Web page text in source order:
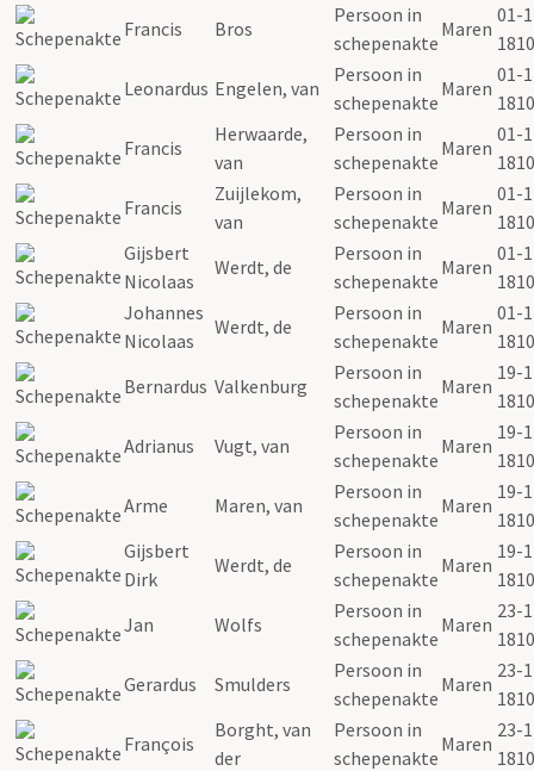
Francis
Bros
Persoon in
schepenakte
Maren
01-
1810
Leonardus Engelen, van
Persoon in
schepenakte
Maren
01-
1810
Francis
Herwaarde,
van
Persoon in
schepenakte
Maren
01-
1810
Francis
Zuijlekom,
van
Persoon in
schepenakte
Maren
01-
1810
Gijsbert
Nicolaas
Werdt, de
Persoon in
schepenakte
Maren
01-
1810
Johannes
Nicolaas
Werdt, de
Persoon in
schepenakte
Maren
01-
1810
Bernardus Valkenburg
Persoon in
schepenakte
Maren
19-
1810
Adrianus
Vugt, van
Persoon in
schepenakte
Maren
19-
1810
Arme
Maren, van
Persoon in
schepenakte
Maren
19-
1810
Gijsbert
Dirk
Werdt, de
Persoon in
schepenakte
Maren
19-
1810
Jan
Wolfs
Persoon in
schepenakte
Maren
23-
1810
Gerardus
Smulders
Persoon in
schepenakte
Maren
23-
1810
François
Borght, van
der
Persoon in
schepenakte
Maren
23-
1810